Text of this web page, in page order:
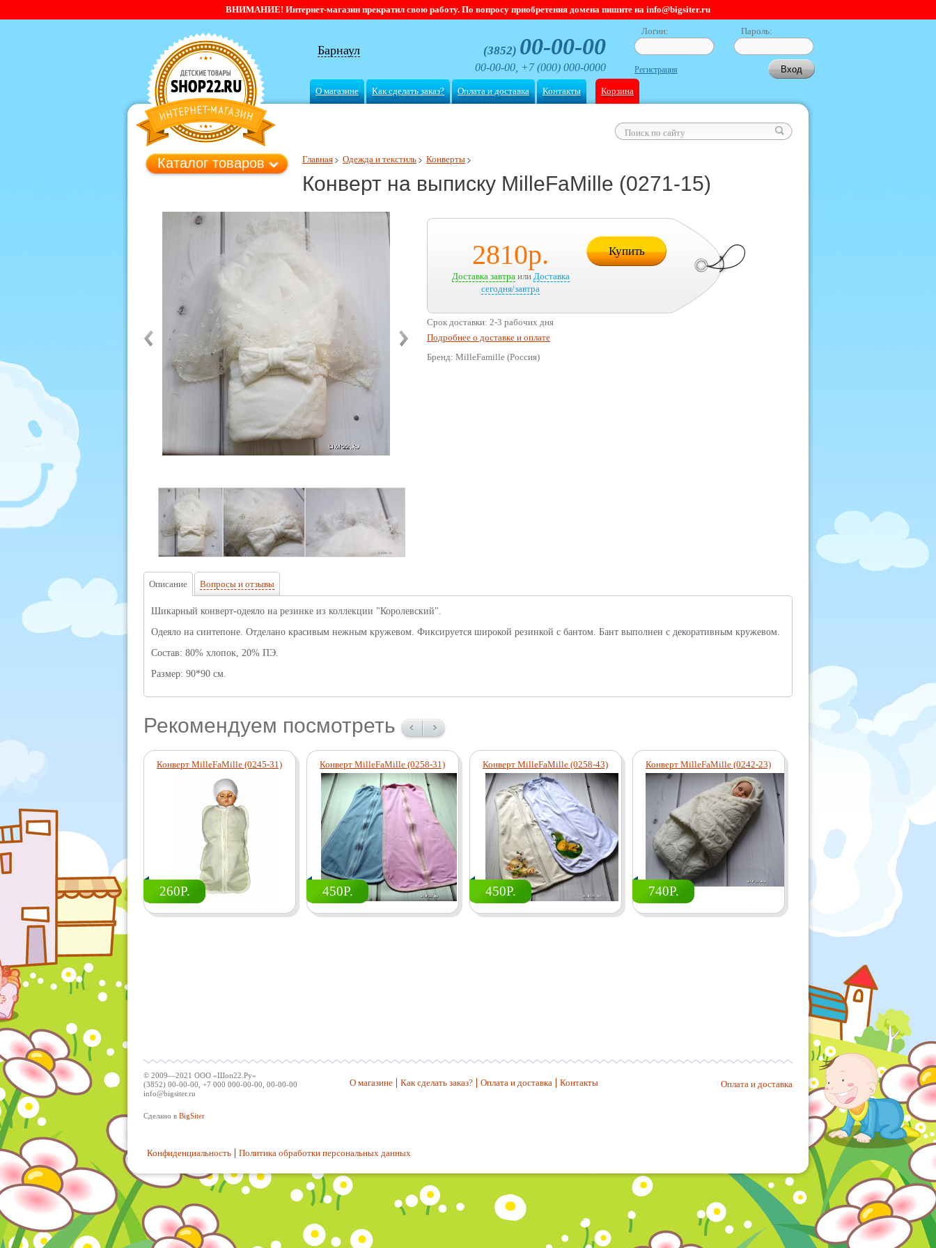
ВНИМАНИЕ! Интернет-магазин прекратил свою работу. По вопросу приобретения домена пишите на info@bigsiter.ru
Барнаул (3852) 00-00-00
00-00-00, +7 (000) 000-0000
Логин: Пароль:
Регистрация
О магазине Как сделать заказ? Оплата и доставка Контакты Корзина
Главная Одежда и текстиль Конверты
Конверт на выписку MilleFaMille (0271-15)
Каталог товаров
2810р.
Доставка завтраили Доставка
сегодня/завтра
Купить
Срок доставки: 2-3 рабочих дня
Подробнее о доставке и оплате
Бренд: MilleFamille (Россия)
Описание Вопросы и отзывы
Шикарный конверт-одеяло на резинке из коллекции "Королевский".
Одеяло на синтепоне. Отделано красивым нежным кружевом. Фиксируется широкой резинкой с бантом. Бант выполнен с декоративным кружевом.
Состав: 80% хлопок, 20% ПЭ.
Размер: 90*90 см.
Рекомендуем посмотреть
Конверт MilleFaMille (0245-31)
260Р.
Конверт MilleFaMille (0258-31)
450Р.
Конверт MilleFaMille (0258-43)
450Р.
Конверт MilleFaMille (0242-23)
740Р.
© 2009—2021 ООО «Шоп22.Ру»
(3852) 00-00-00, +7 000 000-00-00, 00-00-00
info@bigsiter.ru
Сделано в BigSiter
О магазине Как сделать заказ? Оплата и доставка Контакты Оплата и доставка
Конфиденциальность Политика обработки персональных данных